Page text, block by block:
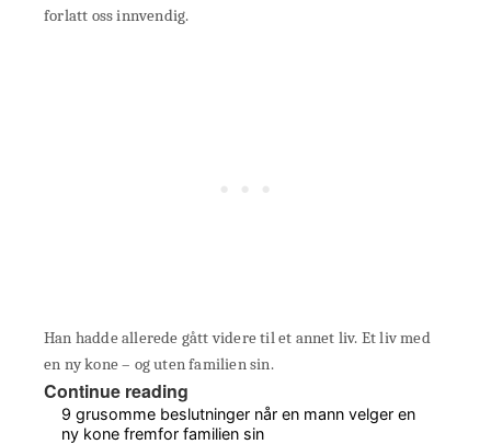
forlatt oss innvendig.
Han hadde allerede gått videre til et annet liv. Et liv med
en ny kone – og uten familien sin.
Continue reading
9 grusomme beslutninger når en mann velger en
ny kone fremfor familien sin